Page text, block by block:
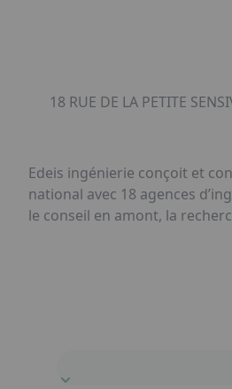
18 RUE DE LA PETITE
Edeis ingénierie conçoit et
national avec 18 agences
le conseil en amont, la